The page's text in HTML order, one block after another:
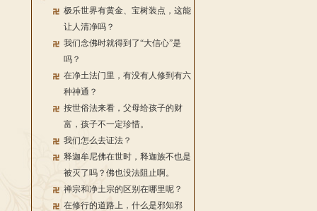
极乐世界有黄金、宝树装点，这能
让人清净吗？
我们念佛时就得到了“大信心”是
吗？
在净土法门里，有没有人修到有六
种神通？
按世俗法来看，父母给孩子的财
富，孩子不一定珍惜。
我们怎么去证法？
释迦牟尼佛在世时，释迦族不也是
被灭了吗？佛也没法阻止啊。
禅宗和净土宗的区别在哪里呢？
在修行的道路上，什么是邪知邪